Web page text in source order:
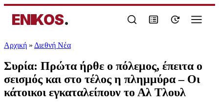
ENIKOS.
Αρχική » Διεθνή Νέα
Συρία: Πρώτα ήρθε ο πόλεμος, έπειτα ο
σεισμός και στο τέλος η πλημμύρα – Οι
κάτοικοι εγκαταλείπουν το Αλ Τλουλ